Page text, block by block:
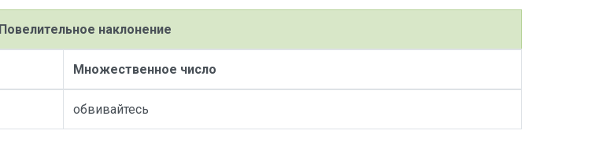
Повелительное наклонение
Множественное число
обвивайтесь